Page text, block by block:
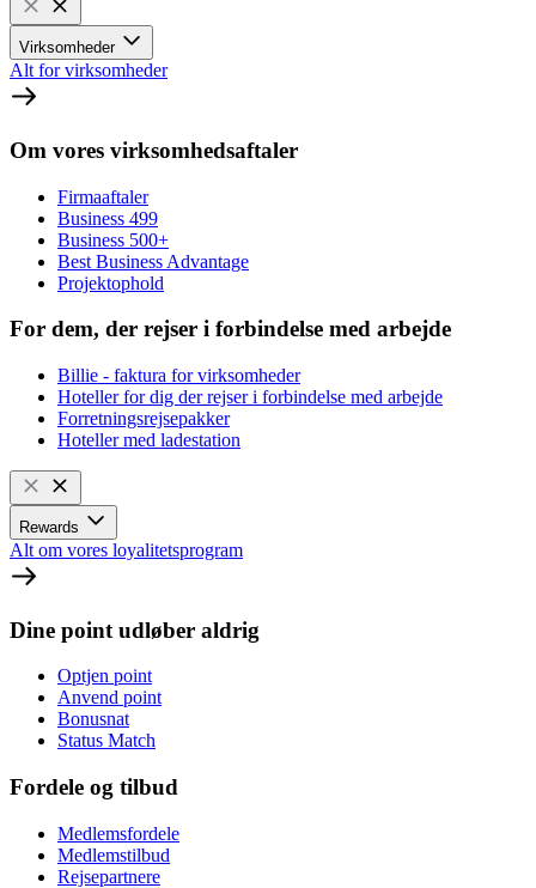
Virksomheder
Alt for virksomheder
Om vores virksomhedsaftaler
Firmaaftaler
Business 499
Business 500+
Best Business Advantage
Projektophold
For dem, der rejser i forbindelse med arbejde
Billie - faktura for virksomheder
Hoteller for dig der rejser i forbindelse med arbejde
Forretningsrejsepakker
Hoteller med ladestation
Rewards
Alt om vores loyalitetsprogram
Dine point udløber aldrig
Optjen point
Anvend point
Bonusnat
Status Match
Fordele og tilbud
Medlemsfordele
Medlemstilbud
Rejsepartnere